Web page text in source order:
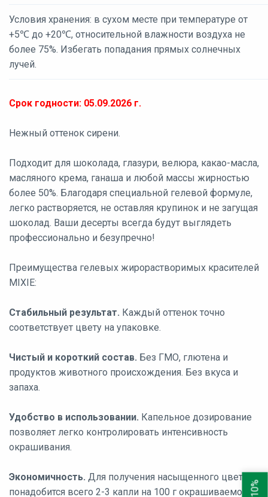
Условия хранения: в сухом месте при температуре от
+5℃ до +20℃, относительной влажности воздуха не
более 75%. Избегать попадания прямых солнечных
лучей.
Срок годности: 05.09.2026 г.
Нежный оттенок сирени.
Подходит для шоколада, глазури, велюра, какао-масла,
масляного крема, ганаша и любой массы жирностью
более 50%. Благодаря специальной гелевой формуле,
легко растворяется, не оставляя крупинок и не загущая
шоколад. Ваши десерты всегда будут выглядеть
профессионально и безупречно!
Преимущества гелевых жирорастворимых красителей
MIXIE:
Стабильный результат. Каждый оттенок точно
соответствует цвету на упаковке.
Чистый и короткий состав. Без ГМО, глютена и
продуктов животного происхождения. Без вкуса и
запаха.
Удобство в использовании. Капельное дозирование
позволяет легко контролировать интенсивность
окрашивания.
Экономичность. Для получения насыщенного цвета вам
понадобится всего 2-3 капли на 100 г окрашиваемой